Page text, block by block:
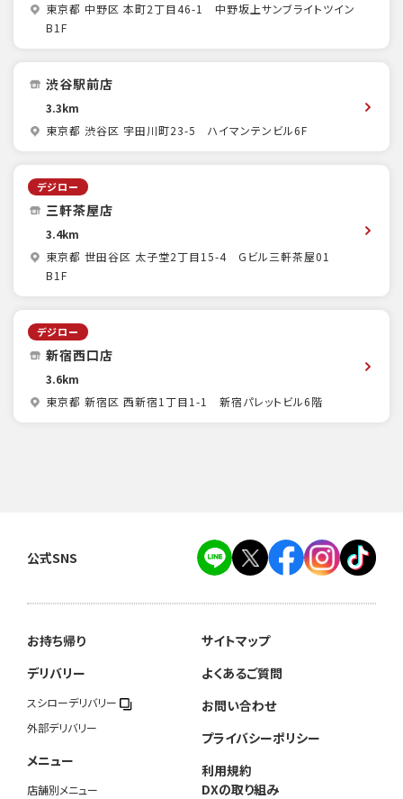
東京都 中野区 本町2丁目46-1 中野坂上サンブライトツイン
B1F
渋谷駅前店
3.3km
東京都 渋谷区 宇田川町23-5 ハイマンテンビル6F
デジロー
三軒茶屋店
3.4km
東京都 世田谷区 太子堂2丁目15-4 Gビル三軒茶屋01
B1F
デジロー
新宿西口店
3.6km
東京都 新宿区 西新宿1丁目1-1 新宿パレットビル6階
公式SNS
お持ち帰り
デリバリー
スシローデリバリー
外部デリバリー
メニュー
店舗別メニュー
サイトマップ
よくあるご質問
お問い合わせ
プライバシーポリシー
利用規約
DXの取り組み